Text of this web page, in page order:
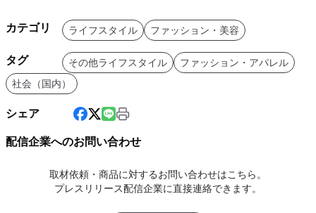
カテゴリ ライフスタイル ファッション・美容
タグ その他ライフスタイル
ファッション・アパレル
社会（国内）
シェア
配信企業へのお問い合わせ
取材依頼・商品に対するお問い合わせはこちら。
プレスリリース配信企業に直接連絡できます。